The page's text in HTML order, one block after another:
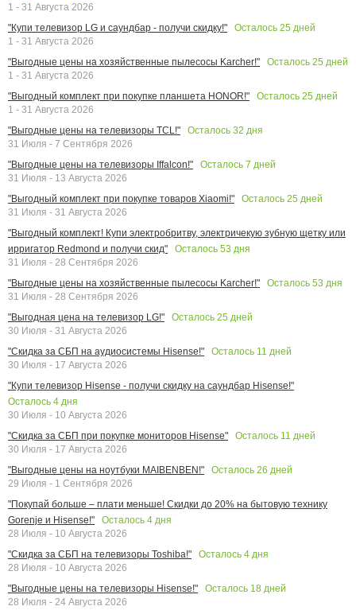
1 - 31 Августа 2026
"Купи телевизор LG и саундбар - получи скидку!"
Осталось 25 дней
1 - 31 Августа 2026
"Выгодные цены на хозяйственные пылесосы Karcher!"
Осталось 25 дней
1 - 31 Августа 2026
"Выгодный комплект при покупке планшета HONOR!"
Осталось 25 дней
1 - 31 Августа 2026
"Выгодные цены на телевизоры TCL!"
Осталось 32 дня
31 Июля - 7 Сентября 2026
"Выгодные цены на телевизоры Iffalcon!"
Осталось 7 дней
31 Июля - 13 Августа 2026
"Выгодный комплект при покупке товаров Xiaomi!"
Осталось 25 дней
31 Июля - 31 Августа 2026
"Выгодный комплект! Купи электробритву, электричекую зубную щетку или
ирригатор Redmond и получи скид"
Осталось 53 дня
31 Июля - 28 Сентября 2026
"Выгодные цены на хозяйственные пылесосы Karcher!"
Осталось 53 дня
31 Июля - 28 Сентября 2026
"Выгодная цена на телевизор LG!"
Осталось 25 дней
30 Июля - 31 Августа 2026
"Скидка за СБП на аудиосистемы Hisense!"
Осталось 11 дней
30 Июля - 17 Августа 2026
"Купи телевизор Hisense - получи скидку на саундбар Hisense!"
Осталось 4 дня
30 Июля - 10 Августа 2026
"Скидка за СБП при покупке мониторов Hisense"
Осталось 11 дней
30 Июля - 17 Августа 2026
"Выгодные цены на ноутбуки MAIBENBEN!"
Осталось 26 дней
29 Июля - 1 Сентября 2026
"Покупай больше – плати меньше! Скидки до 20% на бытовую технику
Gorenje и Hisense!"
Осталось 4 дня
28 Июля - 10 Августа 2026
"Скидка за СБП на телевизоры Toshiba!"
Осталось 4 дня
28 Июля - 10 Августа 2026
"Выгодные цены на телевизоры Hisense!"
Осталось 18 дней
28 Июля - 24 Августа 2026